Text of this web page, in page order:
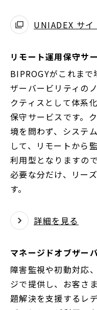
UNIADEX サイ
リモート運用保守サ
BIPROGYがこれま
ザーバービリティの
クティスとして体系
保守サービスです。
境を問わず、システ
して、リモートから
利用型となりますの
必要な分だけ、リー
す。
詳細を見る
マネージドオブザー
障害監視や初動対応
ジで提供し、お客さ
題解決を支援するレ